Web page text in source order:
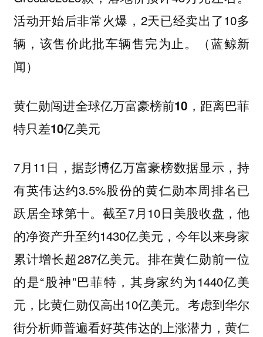
活动开始后非常火爆，2天已经卖出了10多
辆，该售价此批车辆售完为止。（蓝鲸新
闻）
黄仁勋闯进全球亿万富豪榜前10，距离巴菲
特只差10亿美元
7月11日，据彭博亿万富豪榜数据显示，持
有英伟达约3.5%股份的黄仁勋本周排名已
跃居全球第十。截至7月10日美股收盘，他
的净资产升至约1430亿美元，今年以来身家
累计增长超287亿美元。排在黄仁勋前一位
的是“股神”巴菲特，其身家约为1440亿美
元，比黄仁勋仅高出10亿美元。考虑到华尔
街分析师普遍看好英伟达的上涨潜力，黄仁